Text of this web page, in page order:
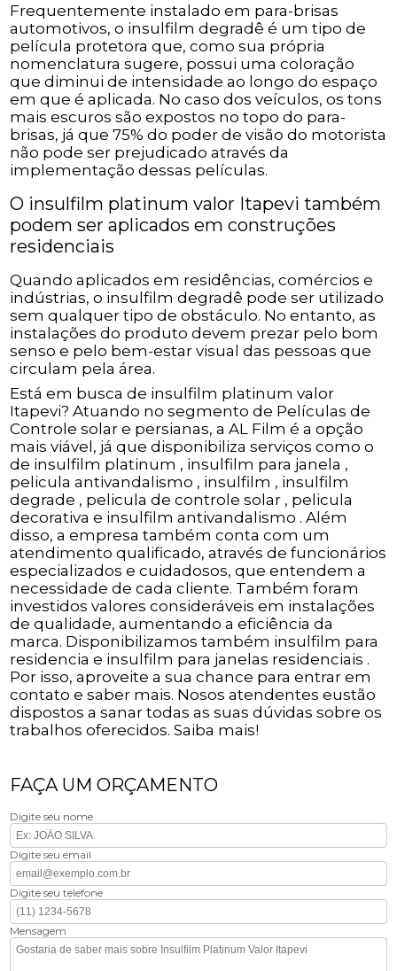
Frequentemente instalado em para-brisas
automotivos, o insulfilm degradê é um tipo de
película protetora que, como sua própria
nomenclatura sugere, possui uma coloração
que diminui de intensidade ao longo do espaço
em que é aplicada. No caso dos veículos, os tons
mais escuros são expostos no topo do para-
brisas, já que 75% do poder de visão do motorista
não pode ser prejudicado através da
implementação dessas películas.
O insulfilm platinum valor Itapevi também
podem ser aplicados em construções
residenciais
Quando aplicados em residências, comércios e
indústrias, o insulfilm degradê pode ser utilizado
sem qualquer tipo de obstáculo. No entanto, as
instalações do produto devem prezar pelo bom
senso e pelo bem-estar visual das pessoas que
circulam pela área.
Está em busca de insulfilm platinum valor
Itapevi? Atuando no segmento de Películas de
Controle solar e persianas, a AL Film é a opção
mais viável, já que disponibiliza serviços como o
de insulfilm platinum , insulfilm para janela ,
pelicula antivandalismo , insulfilm , insulfilm
degrade , pelicula de controle solar , pelicula
decorativa e insulfilm antivandalismo . Além
disso, a empresa também conta com um
atendimento qualificado, através de funcionários
especializados e cuidadosos, que entendem a
necessidade de cada cliente. Também foram
investidos valores consideráveis em instalações
de qualidade, aumentando a eficiência da
marca. Disponibilizamos também insulfilm para
residencia e insulfilm para janelas residenciais .
Por isso, aproveite a sua chance para entrar em
contato e saber mais. Nosos atendentes eustão
dispostos a sanar todas as suas dúvidas sobre os
trabalhos oferecidos. Saiba mais!
FAÇA UM ORÇAMENTO
Digite seu nome
Digite seu email
Digite seu telefone
Mensagem